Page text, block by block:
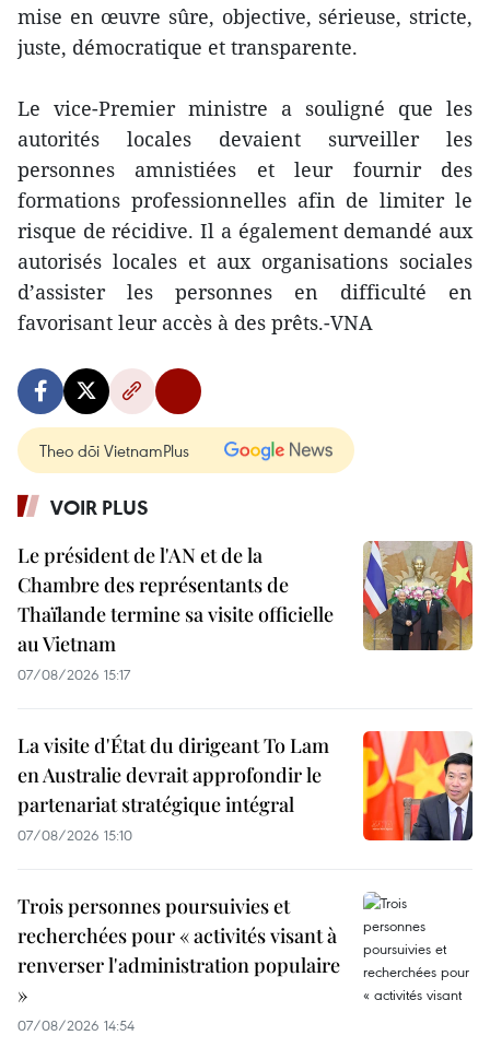
mise en œuvre sûre, objective, sérieuse, stricte,
juste, démocratique et transparente.
Le vice-Premier ministre a souligné que les
autorités locales devaient surveiller les
personnes amnistiées et leur fournir des
formations professionnelles afin de limiter le
risque de récidive. Il a également demandé aux
autorisés locales et aux organisations sociales
d’assister les personnes en difficulté en
favorisant leur accès à des prêts.-VNA
Theo dõi VietnamPlus
VOIR PLUS
Le président de l'AN et de la
Chambre des représentants de
Thaïlande termine sa visite officielle
au Vietnam
07/08/2026 15:17
La visite d'État du dirigeant To Lam
en Australie devrait approfondir le
partenariat stratégique intégral
07/08/2026 15:10
Trois personnes poursuivies et
recherchées pour « activités visant à
renverser l'administration populaire
»
07/08/2026 14:54